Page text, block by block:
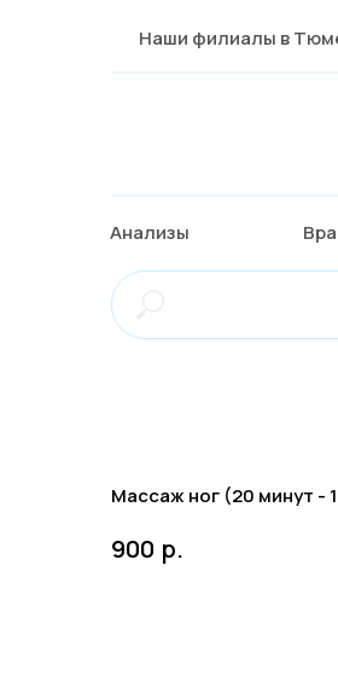
Наши филиалы в
Анализы
Массаж ног (20 минут -
900 р.